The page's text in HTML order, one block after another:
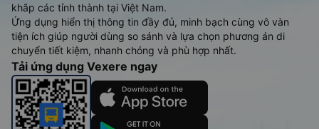
khắp các tỉnh thành tại Việt Nam.
Ứng dụng hiển thị thông tin đầy đủ, minh bạch cùng vô vàn
tiện ích giúp người dùng so sánh và lựa chọn phương án di
chuyển tiết kiệm, nhanh chóng và phù hợp nhất.
Tải ứng dụng Vexere ngay